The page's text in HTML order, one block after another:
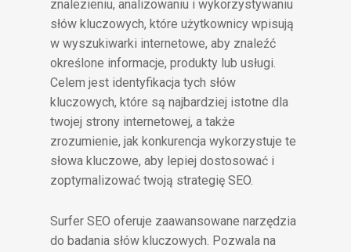
znalezieniu, analizowaniu i wykorzystywaniu
słów kluczowych, które użytkownicy wpisują
w wyszukiwarki internetowe, aby znaleźć
określone informacje, produkty lub usługi.
Celem jest identyfikacja tych słów
kluczowych, które są najbardziej istotne dla
twojej strony internetowej, a także
zrozumienie, jak konkurencja wykorzystuje te
słowa kluczowe, aby lepiej dostosować i
zoptymalizować twoją strategię SEO.
Surfer SEO oferuje zaawansowane narzędzia
do badania słów kluczowych. Pozwala na